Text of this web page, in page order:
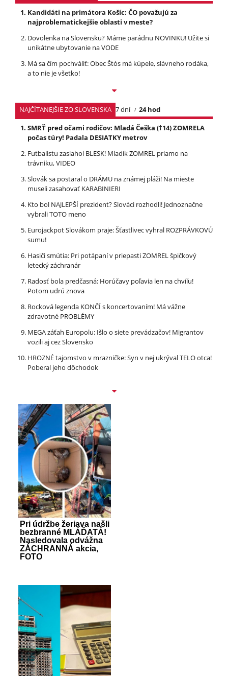
Kandidáti na primátora Košíc: ČO považujú za
najproblematickejšie oblasti v meste?
Dovolenka na Slovensku? Máme parádnu NOVINKU! Užite si
unikátne ubytovanie na VODE
Má sa čím pochváliť: Obec Štós má kúpele, slávneho rodáka,
a to nie je všetko!
NAJČÍTANEJŠIE ZO SLOVENSKA 7 dní
24 hod
SMRŤ pred očami rodičov: Mladá Češka (†14) ZOMRELA
počas túry! Padala DESIATKY metrov
Futbalistu zasiahol BLESK! Mladík ZOMREL priamo na
trávniku, VIDEO
Slovák sa postaral o DRÁMU na známej pláži! Na mieste
museli zasahovať KARABINIERI
Kto bol NAJLEPŠÍ prezident? Slováci rozhodli! Jednoznačne
vybrali TOTO meno
Eurojackpot Slovákom praje: Šťastlivec vyhral ROZPRÁVKOVÚ
sumu!
Hasiči smútia: Pri potápaní v priepasti ZOMREL špičkový
letecký záchranár
Radosť bola predčasná: Horúčavy poľavia len na chvíľu!
Potom udrú znova
Rocková legenda KONČÍ s koncertovaním! Má vážne
zdravotné PROBLÉMY
MEGA záťah Europolu: Išlo o siete prevádzačov! Migrantov
vozili aj cez Slovensko
HROZNÉ tajomstvo v mrazničke: Syn v nej ukrýval TELO otca!
Poberal jeho dôchodok
Pri údržbe žeriava našli
bezbranné MLÁĎATÁ!
Nasledovala odvážna
ZÁCHRANNÁ akcia,
FOTO